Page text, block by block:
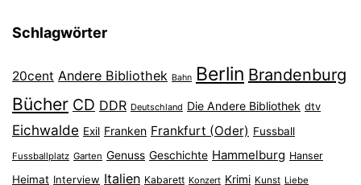
Schlagwörter
20cent Andere Bibliothek Bahn Berlin Brandenburg
Bücher CD DDR Deutschland Die Andere Bibliothek dtv
Eichwalde Exil Franken Frankfurt (Oder) Fussball
Fussballplatz Garten Genuss Geschichte Hammelburg Hanser
Heimat Interview Italien Kabarett Konzert Krimi Kunst Liebe